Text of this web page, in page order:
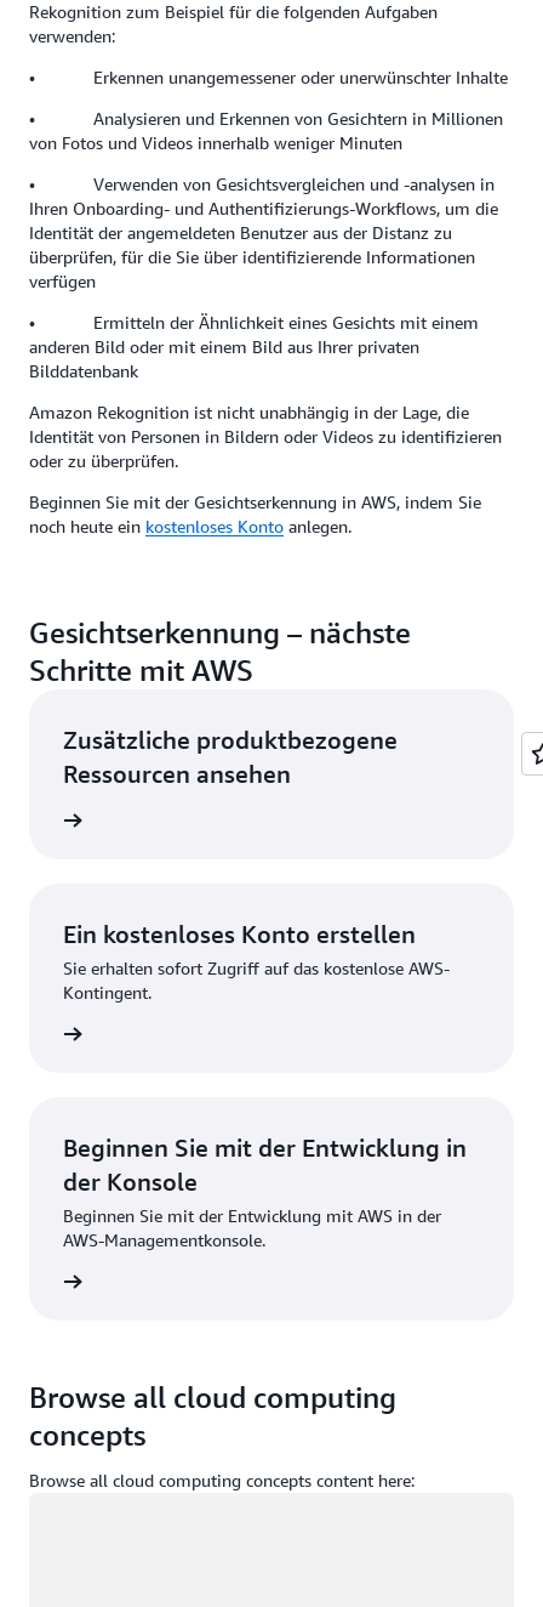
Rekognition zum Beispiel für die folgenden Aufgaben
verwenden:
• Erkennen unangemessener oder unerwünschter Inhalte
• Analysieren und Erkennen von Gesichtern in Millionen
von Fotos und Videos innerhalb weniger Minuten
• Verwenden von Gesichtsvergleichen und -analysen in
Ihren Onboarding- und Authentifizierungs-Workflows, um die
Identität der angemeldeten Benutzer aus der Distanz zu
überprüfen, für die Sie über identifizierende Informationen
verfügen
• Ermitteln der Ähnlichkeit eines Gesichts mit einem
anderen Bild oder mit einem Bild aus Ihrer privaten
Bilddatenbank
Amazon Rekognition ist nicht unabhängig in der Lage, die
Identität von Personen in Bildern oder Videos zu identifizieren
oder zu überprüfen.
Beginnen Sie mit der Gesichtserkennung in AWS, indem Sie
noch heute ein kostenloses Konto anlegen.
Gesichtserkennung – nächste
Schritte mit AWS
Zusätzliche produktbezogene
Ressourcen ansehen
Ein kostenloses Konto erstellen
Sie erhalten sofort Zugriff auf das kostenlose AWS-
Kontingent.
Beginnen Sie mit der Entwicklung in
der Konsole
Beginnen Sie mit der Entwicklung mit AWS in der
AWS-Managementkonsole.
Browse all cloud computing
concepts
Browse all cloud computing concepts content here: